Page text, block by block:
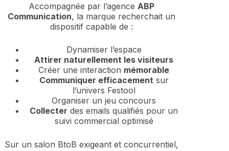
Accompagnée par l’agence ABP
Communication, la marque recherchait un
dispositif capable de :
Dynamiser l’espace
Attirer naturellement les visiteurs
Créer une interaction mémorable
Communiquer efficacementsur
l’univers Festool
Organiser un jeu concours
Collecter des emails qualifiés pour un
suivi commercial optimisé
Sur un salon BtoB exigeant et concurrentiel,